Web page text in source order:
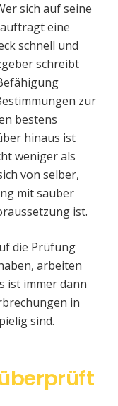
sich auf seine
eine
schnell und
schreibt
zur
bestens
hinaus ist
weniger als
von selber,
mit sauber
ist.
die Prüfung
arbeiten
ist immer dann
in
sind.